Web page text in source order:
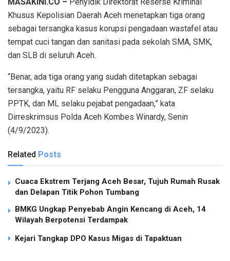
Khusus Kepolisian Daerah Aceh menetapkan tiga orang
sebagai tersangka kasus korupsi pengadaan wastafel atau
tempat cuci tangan dan sanitasi pada sekolah SMA, SMK,
dan SLB di seluruh Aceh.
“Benar, ada tiga orang yang sudah ditetapkan sebagai
tersangka, yaitu RF selaku Pengguna Anggaran, ZF selaku
PPTK, dan ML selaku pejabat pengadaan,” kata
Dirreskrimsus Polda Aceh Kombes Winardy, Senin
(4/9/2023).
Related Posts
Cuaca Ekstrem Terjang Aceh Besar, Tujuh Rumah Rusak
dan Delapan Titik Pohon Tumbang
BMKG Ungkap Penyebab Angin Kencang di Aceh, 14
Wilayah Berpotensi Terdampak
Kejari Tangkap DPO Kasus Migas di Tapaktuan